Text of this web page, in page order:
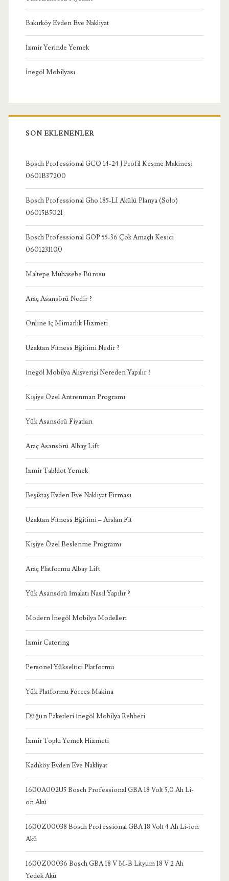
Bakırköy Evden Eve Nakliyat
İzmir Yerinde Yemek
İnegöl Mobilyası
SON EKLENENLER
Bosch Professional GCO 14-24 J Profil Kesme Makinesi
0601B37200
Bosch Professional Gho 185-LI Akülü Planya (Solo)
06015B5021
Bosch Professional GOP 55-36 Çok Amaçlı Kesici
0601231100
Maltepe Muhasebe Bürosu
Araç Asansörü Nedir ?
Online İç Mimarlık Hizmeti
Uzaktan Fitness Eğitimi Nedir ?
İnegöl Mobilya Alışverişi Nereden Yapılır ?
Kişiye Özel Antrenman Programı
Yük Asansörü Fiyatları
Araç Asansörü Albay Lift
İzmir Tabldot Yemek
Beşiktaş Evden Eve Nakliyat Firması
Uzaktan Fitness Eğitimi – Arslan Fit
Kişiye Özel Beslenme Programı
Araç Platformu Albay Lift
Yük Asansörü İmalatı Nasıl Yapılır ?
Modern İnegöl Mobilya Modelleri
İzmir Catering
Personel Yükseltici Platformu
Yük Platformu Forces Makina
Düğün Paketleri İnegöl Mobilya Rehberi
İzmir Toplu Yemek Hizmeti
Kadıköy Evden Eve Nakliyat
1600A002U5 Bosch Professional GBA 18 Volt 5,0 Ah Li-
on Akü
1600Z00038 Bosch Professional GBA 18 Volt 4 Ah Li-ion
Akü
1600Z00036 Bosch GBA 18 V M-B Lityum 18 V 2 Ah
Yedek Akü